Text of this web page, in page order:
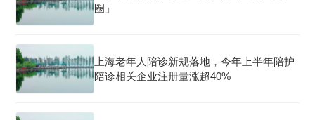
圈」
上海老年人陪诊新规落地，今年上半年陪护
陪诊相关企业注册量涨超40%